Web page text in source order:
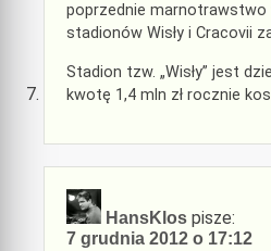
poprzednie
stadionów Wisły i Cracovii
Stadion tzw. „Wisły” jest
kwotę 1,4 mln zł rocznie
HansKlos pisze:
7 grudnia 2012 o 17:12